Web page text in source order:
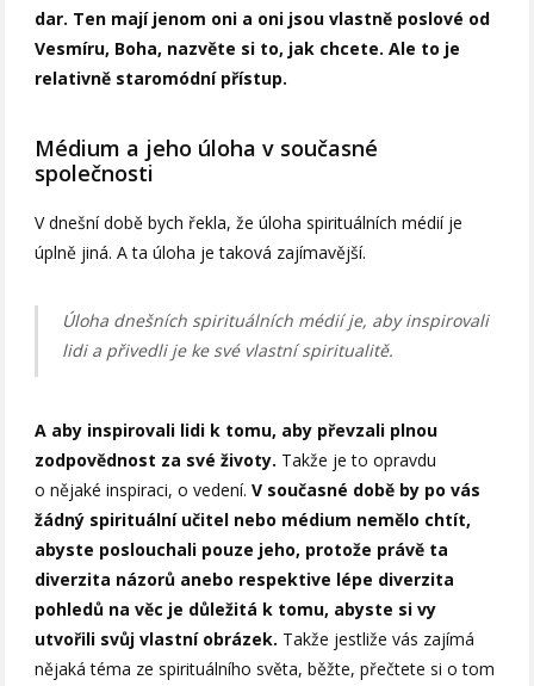
dar. Ten mají jenom oni a oni jsou vlastně poslové od
Vesmíru, Boha, nazvěte si to, jak chcete. Ale to je
relativně staromódní přístup.
Médium a jeho úloha v současné
společnosti
V dnešní době bych řekla, že úloha spirituálních médií je
úplně jiná. A ta úloha je taková zajímavější.
Úloha dnešních spirituálních médií je, aby inspirovali
lidi a přivedli je ke své vlastní spiritualitě.
A aby inspirovali lidi k tomu, aby převzali plnou
zodpovědnost za své životy. Takže je to opravdu
o nějaké inspiraci, o vedení.V současné době by po vás
žádný spirituální učitel nebo médium nemělo chtít,
abyste poslouchali pouze jeho, protože právě ta
diverzita názorů anebo respektive lépe diverzita
pohledů na věc je důležitá k tomu, abyste si vy
utvořili svůj vlastní obrázek. Takže jestliže vás zajímá
nějaká téma ze spirituálního světa, běžte, přečtete si o tom